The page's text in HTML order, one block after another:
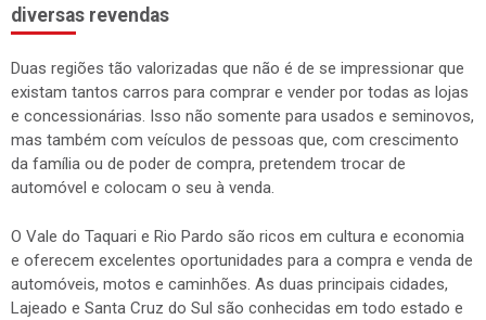
diversas revendas
Duas regiões tão valorizadas que não é de se impressionar que
existam tantos carros para comprar e vender por todas as lojas
e concessionárias. Isso não somente para usados e seminovos,
mas também com veículos de pessoas que, com crescimento
da família ou de poder de compra, pretendem trocar de
automóvel e colocam o seu à venda.
O Vale do Taquari e Rio Pardo são ricos em cultura e economia
e oferecem excelentes oportunidades para a compra e venda de
automóveis, motos e caminhões. As duas principais cidades,
Lajeado e Santa Cruz do Sul são conhecidas em todo estado e